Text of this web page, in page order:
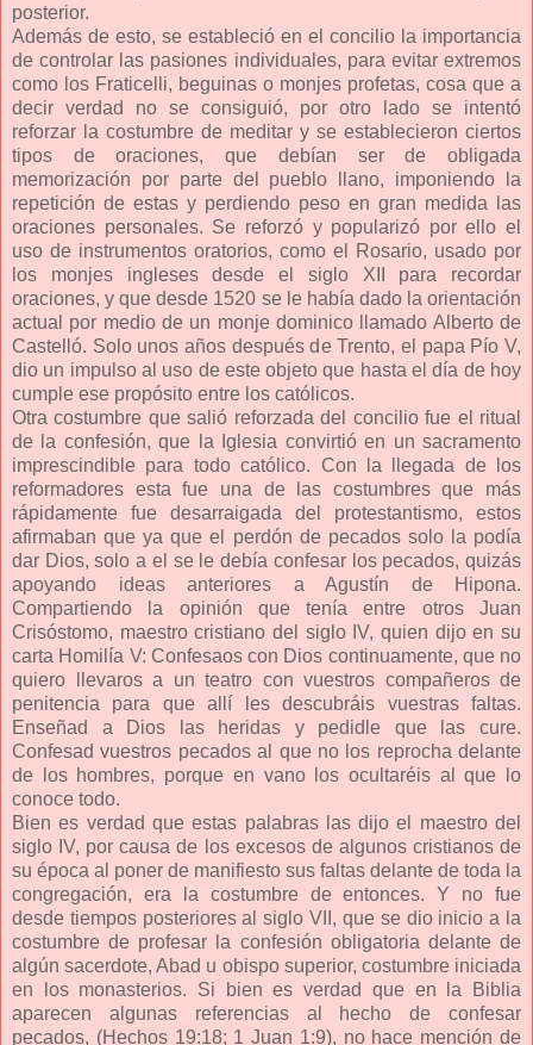
posterior.
Además de esto, se estableció en el concilio la importancia
de controlar las pasiones individuales, para evitar extremos
como los Fraticelli, beguinas o monjes profetas, cosa que a
decir verdad no se consiguió, por otro lado se intentó
reforzar la costumbre de meditar y se establecieron ciertos
tipos de oraciones, que debían ser de obligada
memorización por parte del pueblo llano, imponiendo la
repetición de estas y perdiendo peso en gran medida las
oraciones personales. Se reforzó y popularizó por ello el
uso de instrumentos oratorios, como el Rosario, usado por
los monjes ingleses desde el siglo XII para recordar
oraciones, y que desde 1520 se le había dado la orientación
actual por medio de un monje dominico llamado Alberto de
Castelló. Solo unos años después de Trento, el papa Pío V,
dio un impulso al uso de este objeto que hasta el día de hoy
cumple ese propósito entre los católicos.
Otra costumbre que salió reforzada del concilio fue el ritual
de la confesión, que la Iglesia convirtió en un sacramento
imprescindible para todo católico. Con la llegada de los
reformadores esta fue una de las costumbres que más
rápidamente fue desarraigada del protestantismo, estos
afirmaban que ya que el perdón de pecados solo la podía
dar Dios, solo a el se le debía confesar los pecados, quizás
apoyando ideas anteriores a Agustín de Hipona.
Compartiendo la opinión que tenía entre otros Juan
Crisóstomo, maestro cristiano del siglo IV, quien dijo en su
carta Homilía V: Confesaos con Dios continuamente, que no
quiero llevaros a un teatro con vuestros compañeros de
penitencia para que allí les descubráis vuestras faltas.
Enseñad a Dios las heridas y pedidle que las cure.
Confesad vuestros pecados al que no los reprocha delante
de los hombres, porque en vano los ocultaréis al que lo
conoce todo.
Bien es verdad que estas palabras las dijo el maestro del
siglo IV, por causa de los excesos de algunos cristianos de
su época al poner de manifiesto sus faltas delante de toda la
congregación, era la costumbre de entonces. Y no fue
desde tiempos posteriores al siglo VII, que se dio inicio a la
costumbre de profesar la confesión obligatoria delante de
algún sacerdote, Abad u obispo superior, costumbre iniciada
en los monasterios. Si bien es verdad que en la Biblia
aparecen algunas referencias al hecho de confesar
pecados, (Hechos 19:18; 1 Juan 1:9), no hace mención de